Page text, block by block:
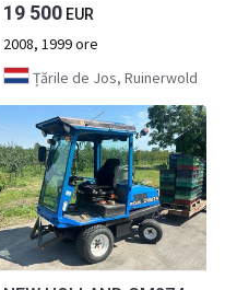
19 500 EUR
2008, 1999 ore
Țările de Jos, Ruinerwold